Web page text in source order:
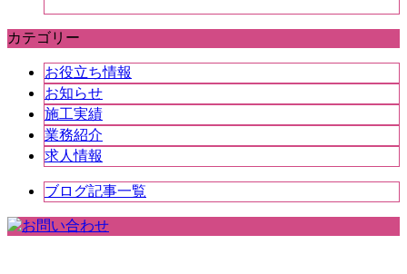
カテゴリー
お役立ち情報
お知らせ
施工実績
業務紹介
求人情報
ブログ記事一覧